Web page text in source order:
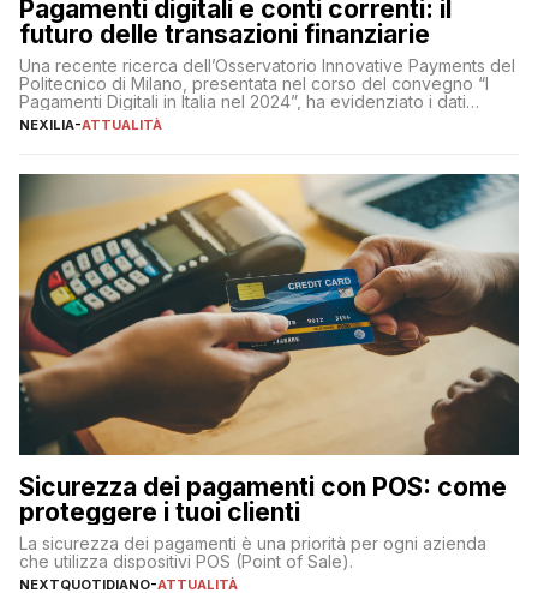
Pagamenti digitali e conti correnti: il
futuro delle transazioni finanziarie
Una recente ricerca dell’Osservatorio Innovative Payments del
Politecnico di Milano, presentata nel corso del convegno “I
Pagamenti Digitali in Italia nel 2024”, ha evidenziato i dati
definitivi del primo semestre 2024 relativamente alle
NEXILIA-ATTUALITÀ
Sicurezza dei pagamenti con POS: come
proteggere i tuoi clienti
La sicurezza dei pagamenti è una priorità per ogni azienda
che utilizza dispositivi POS (Point of Sale).
NEXTQUOTIDIANO-ATTUALITÀ